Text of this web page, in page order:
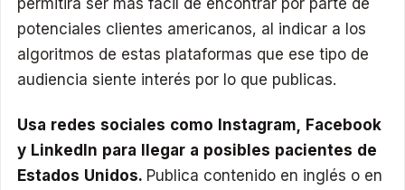
permitirá ser más fácil de encontrar por parte de
potenciales clientes americanos, al indicar a los
algoritmos de estas plataformas que ese tipo de
audiencia siente interés por lo que publicas.
Usa redes sociales como Instagram, Facebook
y LinkedIn para llegar a posibles pacientes de
Estados Unidos. Publica contenido en inglés o en